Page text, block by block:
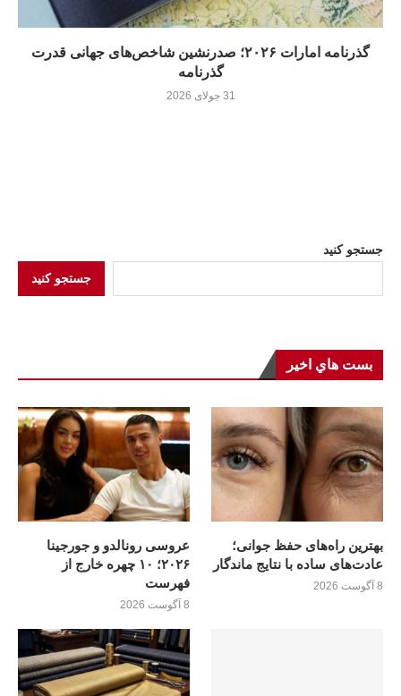
گذرنامه امارات ۲۰۲۶؛ صدرنشین شاخص‌های جهانی قدرت
گذرنامه
31 جولای 2026
جستجو کنید
جستجو کنید
بست هاي اخير
بهترین راه‌های حفظ جوانی؛
عادت‌های ساده با نتایج ماندگار
8 آگوست 2026
عروسی رونالدو و جورجینا
۲۰۲۶؛ ۱۰ چهره خارج از
فهرست
8 آگوست 2026